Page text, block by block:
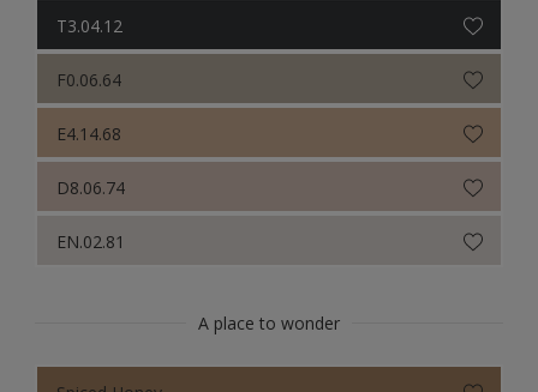
Sikkens Colour Futures 2019
Sikkens Colour Futures 2018
T3.04.12
F0.06.64
E4.14.68
D8.06.74
EN.02.81
A place to wonder